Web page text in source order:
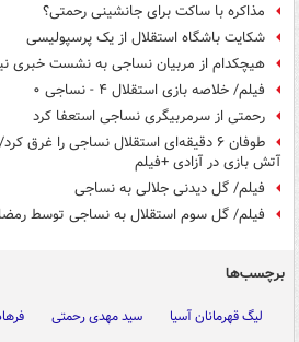
مذاکره با ساکت برای جانشینی رحمتی؟
شکایت باشگاه استقلال از یک پرسپولیسی
هیچکدام از مربیان نساجی به نشست خبری
فیلم/ خلاصه بازی استقلال ۴ - نساجی ۰
رحمتی از سرمربیگری نساجی استعفا کرد
طوفان ۶ دقیقه‌ای استقلال نساجی را
آتش بازی در آزادی +فیلم
فیلم/ گل دیدنی جلالی به نساجی
فیلم/ گل سوم استقلال به نساجی توسط
برچسب‌ها
لیگ قهرمانان آسیا سید مهدی رحمتی